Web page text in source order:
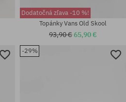
Dostupné veľkosti:
Dodatočná zľava -10 %!
Topánky Vans Old Skool
93,90 €65,90 €
-29%